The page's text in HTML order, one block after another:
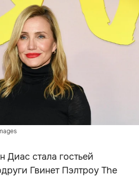
Диас стала гостьей
Гвинет Пэлтроу The